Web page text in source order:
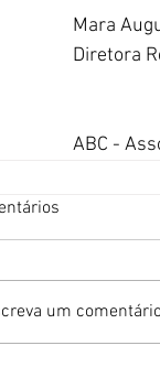
Mara
Diretora
ABC -
um